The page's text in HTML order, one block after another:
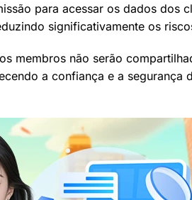
para acessar os dados dos
significativamente os
membros não serão
a confiança e a segurança